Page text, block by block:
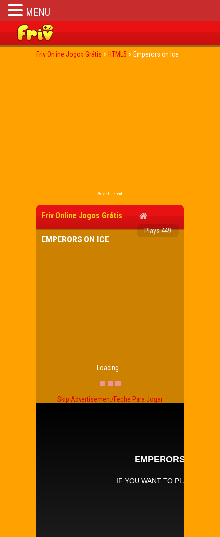
Friv Online Jogos Grátis > HTML5 > Emperors on Ice
Advertisement
Friv Online Jogos Grátis
Plays 449
EMPERORS ON ICE
Loading...
Skip Advertisement/Feche Para Jogar
MENU